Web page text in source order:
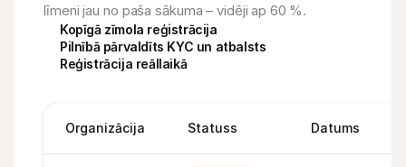
līmeni jau no paša sākuma – vidēji ap 60 %.
Kopīgā zīmola reģistrācija
Pilnībā pārvaldīts KYC un atbalsts
Reģistrācija reāllaikā
Organizācija Statuss Datums